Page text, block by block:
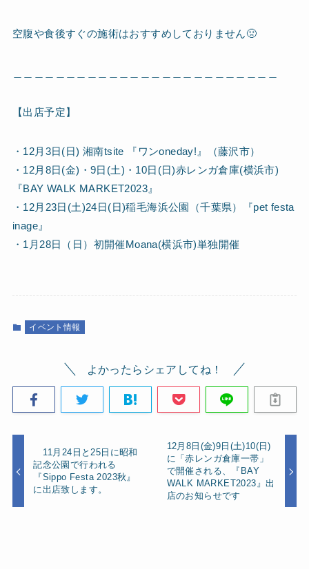
空腹や食後すぐの施術はおすすめしておりません🤢
【出店予定】
・12月3日(日) 湘南tsite 『ワンoneday!』（藤沢市）
・12月8日(金)・9日(土)・10日(日)赤レンガ倉庫(横浜市)
『BAY WALK MARKET2023』
・12月23日(土)24日(日)稲毛海浜公園（千葉県）『pet festa
inage』
・1月28日（日）初開催Moana(横浜市)単独開催
イベント情報
よかったらシェアしてね！
11月24日と25日に昭和
記念公園で行われる
『Sippo Festa 2023秋』
に出店致します。
12月8日(金)9日(土)10(日)
に「赤レンガ倉庫一帯」
で開催される、『BAY
WALK MARKET2023』出
店のお知らせです